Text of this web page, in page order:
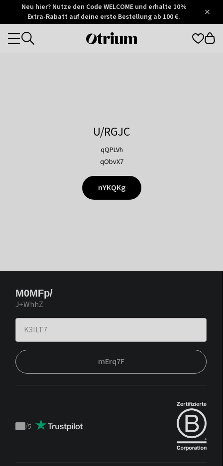
Otrium
Trustpilot
Neu hier? Nutze den Code WELCOME und erhalte 10%
Extra-Rabatt auf deine erste Bestellung ab 100 €.
Otrium
Categories
U/RGJC
qQPLVh
qObvX7
nYKQKg
M0MFp/
J+WhhZ
mErq7F
Trustpilot
/5